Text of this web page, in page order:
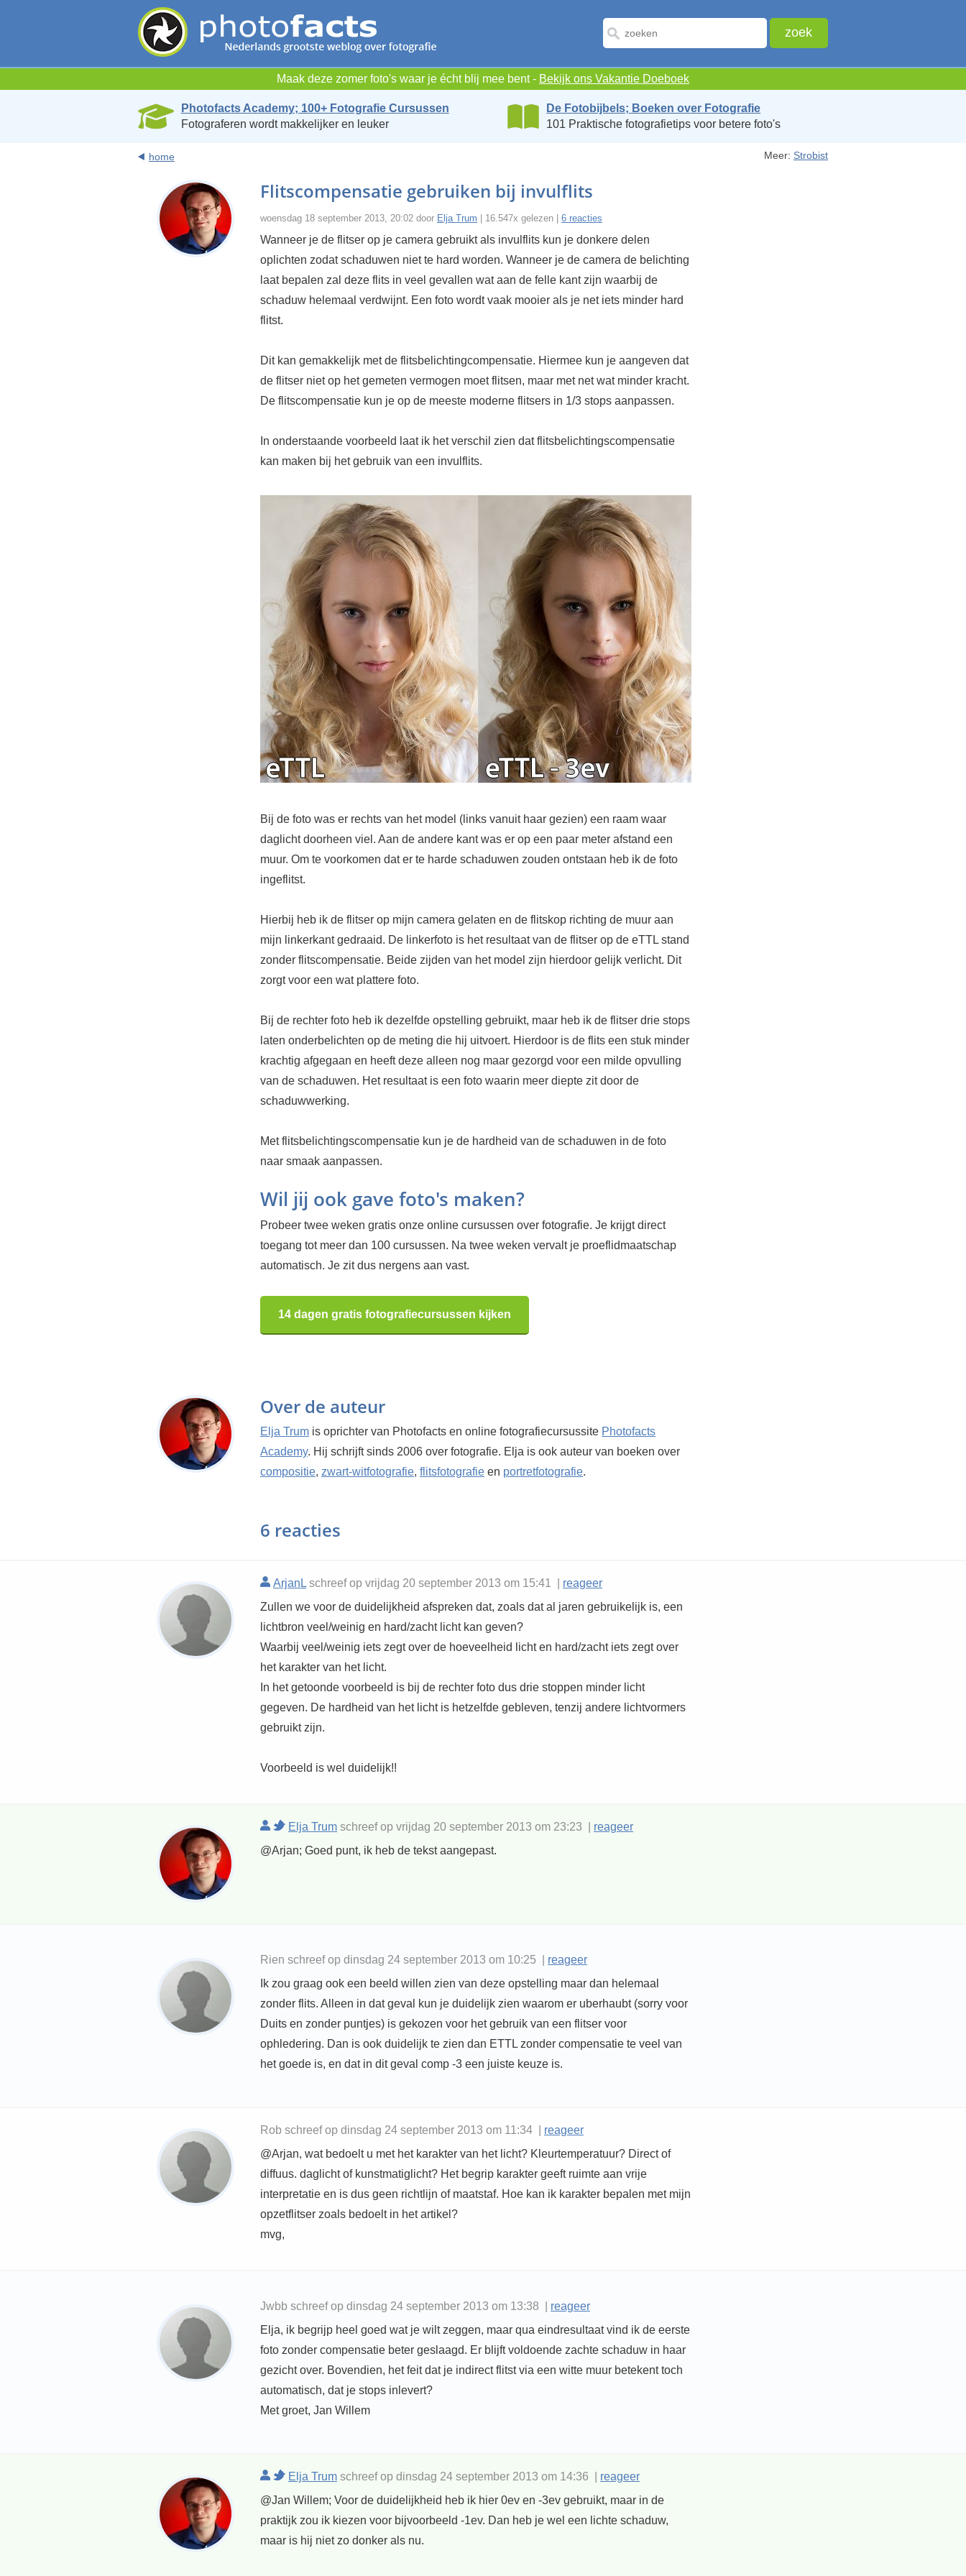
Maak deze zomer foto's waar je écht blij mee bent - Bekijk ons Vakantie Doeboek
Photofacts Academy; 100+ Fotografie Cursussen
Fotograferen wordt makkelijker en leuker
De Fotobijbels; Boeken over Fotografie
101 Praktische fotografietips voor betere foto's
home Meer: Strobist
Flitscompensatie gebruiken bij invulflits
woensdag 18 september 2013, 20:02 door Elja Trum | 16.547x gelezen | 6 reacties
Wanneer je de flitser op je camera gebruikt als invulflits kun je donkere delen
oplichten zodat schaduwen niet te hard worden. Wanneer je de camera de belichting
laat bepalen zal deze flits in veel gevallen wat aan de felle kant zijn waarbij de
schaduw helemaal verdwijnt. Een foto wordt vaak mooier als je net iets minder hard
flitst.
Dit kan gemakkelijk met de flitsbelichtingcompensatie. Hiermee kun je aangeven dat
de flitser niet op het gemeten vermogen moet flitsen, maar met net wat minder kracht.
De flitscompensatie kun je op de meeste moderne flitsers in 1/3 stops aanpassen.
In onderstaande voorbeeld laat ik het verschil zien dat flitsbelichtingscompensatie
kan maken bij het gebruik van een invulflits.
Bij de foto was er rechts van het model (links vanuit haar gezien) een raam waar
daglicht doorheen viel. Aan de andere kant was er op een paar meter afstand een
muur. Om te voorkomen dat er te harde schaduwen zouden ontstaan heb ik de foto
ingeflitst.
Hierbij heb ik de flitser op mijn camera gelaten en de flitskop richting de muur aan
mijn linkerkant gedraaid. De linkerfoto is het resultaat van de flitser op de eTTL stand
zonder flitscompensatie. Beide zijden van het model zijn hierdoor gelijk verlicht. Dit
zorgt voor een wat plattere foto.
Bij de rechter foto heb ik dezelfde opstelling gebruikt, maar heb ik de flitser drie stops
laten onderbelichten op de meting die hij uitvoert. Hierdoor is de flits een stuk minder
krachtig afgegaan en heeft deze alleen nog maar gezorgd voor een milde opvulling
van de schaduwen. Het resultaat is een foto waarin meer diepte zit door de
schaduwwerking.
Met flitsbelichtingscompensatie kun je de hardheid van de schaduwen in de foto
naar smaak aanpassen.
Wil jij ook gave foto's maken?
Probeer twee weken gratis onze online cursussen over fotografie. Je krijgt direct
toegang tot meer dan 100 cursussen. Na twee weken vervalt je proeflidmaatschap
automatisch. Je zit dus nergens aan vast.
14 dagen gratis fotografiecursussen kijken
Over de auteur
Elja Trum is oprichter van Photofacts en online fotografiecursussite Photofacts
Academy. Hij schrijft sinds 2006 over fotografie. Elja is ook auteur van boeken over
compositie, zwart-witfotografie, flitsfotografie en portretfotografie.
6 reacties
ArjanL schreef op vrijdag 20 september 2013 om 15:41 | reageer
Zullen we voor de duidelijkheid afspreken dat, zoals dat al jaren gebruikelijk is, een
lichtbron veel/weinig en hard/zacht licht kan geven?
Waarbij veel/weinig iets zegt over de hoeveelheid licht en hard/zacht iets zegt over
het karakter van het licht.
In het getoonde voorbeeld is bij de rechter foto dus drie stoppen minder licht
gegeven. De hardheid van het licht is hetzelfde gebleven, tenzij andere lichtvormers
gebruikt zijn.
Voorbeeld is wel duidelijk!!
Elja Trum schreef op vrijdag 20 september 2013 om 23:23 | reageer
@Arjan; Goed punt, ik heb de tekst aangepast.
Rien schreef op dinsdag 24 september 2013 om 10:25 | reageer
Ik zou graag ook een beeld willen zien van deze opstelling maar dan helemaal
zonder flits. Alleen in dat geval kun je duidelijk zien waarom er uberhaubt (sorry voor
Duits en zonder puntjes) is gekozen voor het gebruik van een flitser voor
ophledering. Dan is ook duidelijk te zien dan ETTL zonder compensatie te veel van
het goede is, en dat in dit geval comp -3 een juiste keuze is.
Rob schreef op dinsdag 24 september 2013 om 11:34 | reageer
@Arjan, wat bedoelt u met het karakter van het licht? Kleurtemperatuur? Direct of
diffuus. daglicht of kunstmatiglicht? Het begrip karakter geeft ruimte aan vrije
interpretatie en is dus geen richtlijn of maatstaf. Hoe kan ik karakter bepalen met mijn
opzetflitser zoals bedoelt in het artikel?
mvg,
Jwbb schreef op dinsdag 24 september 2013 om 13:38 | reageer
Elja, ik begrijp heel goed wat je wilt zeggen, maar qua eindresultaat vind ik de eerste
foto zonder compensatie beter geslaagd. Er blijft voldoende zachte schaduw in haar
gezicht over. Bovendien, het feit dat je indirect flitst via een witte muur betekent toch
automatisch, dat je stops inlevert?
Met groet, Jan Willem
Elja Trum schreef op dinsdag 24 september 2013 om 14:36 | reageer
@Jan Willem; Voor de duidelijkheid heb ik hier 0ev en -3ev gebruikt, maar in de
praktijk zou ik kiezen voor bijvoorbeeld -1ev. Dan heb je wel een lichte schaduw,
maar is hij niet zo donker als nu.